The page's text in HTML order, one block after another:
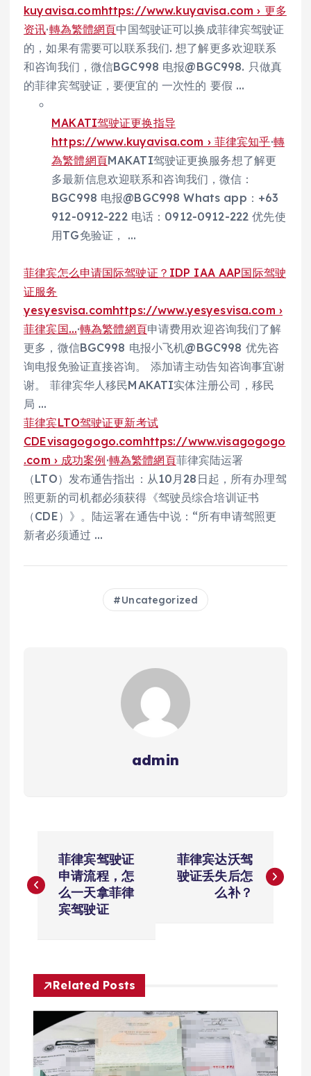
kuyavisa.comhttps://www.kuyavisa.com › 更多
资讯·轉為繁體網頁中国驾驶证可以换成菲律宾驾驶证
的，如果有需要可以联系我们. 想了解更多欢迎联系
和咨询我们，微信BGC998 电报@BGC998. 只做真
的菲律宾驾驶证，要便宜的 一次性的 要假 …
MAKATI驾驶证更换指导
https://www.kuyavisa.com › 菲律宾知乎·轉
為繁體網頁MAKATI驾驶证更换服务想了解更
多最新信息欢迎联系和咨询我们，微信：
BGC998 电报@BGC998 Whats app：+63
912-0912-222 电话：0912-0912-222 优先使
用TG免验证， …
菲律宾怎么申请国际驾驶证？IDP IAA AAP国际驾驶
证服务
yesyesvisa.comhttps://www.yesyesvisa.com ›
菲律宾国…·轉為繁體網頁申请费用欢迎咨询我们了解
更多，微信BGC998 电报小飞机@BGC998 优先咨
询电报免验证直接咨询。 添加请主动告知咨询事宜谢
谢。 菲律宾华人移民MAKATI实体注册公司，移民
局 …
菲律宾LTO驾驶证更新考试
CDEvisagogogo.comhttps://www.visagogogo
.com › 成功案例·轉為繁體網頁菲律宾陆运署
（LTO）发布通告指出：从10月28日起，所有办理驾
照更新的司机都必须获得《驾驶员综合培训证书
（CDE）》。陆运署在通告中说：“所有申请驾照更
新者必须通过 …
Uncategorized
admin
章
菲律宾驾驶证
申请流程，怎
么一天拿菲律
宾驾驶证
菲律宾达沃驾
驶证丢失后怎
么补？
Related Posts